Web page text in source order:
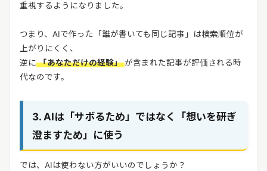
重視するようになりました。
つまり、AIで作った「誰が書いても同じ記事」は検索順位が
上がりにくく、
逆に 「あなただけの経験」 が含まれた記事が評価される時
代なのです。
3. AIは「サボるため」ではなく「想いを研ぎ
澄ますため」に使う
では、AIは使わない方がいいのでしょうか？